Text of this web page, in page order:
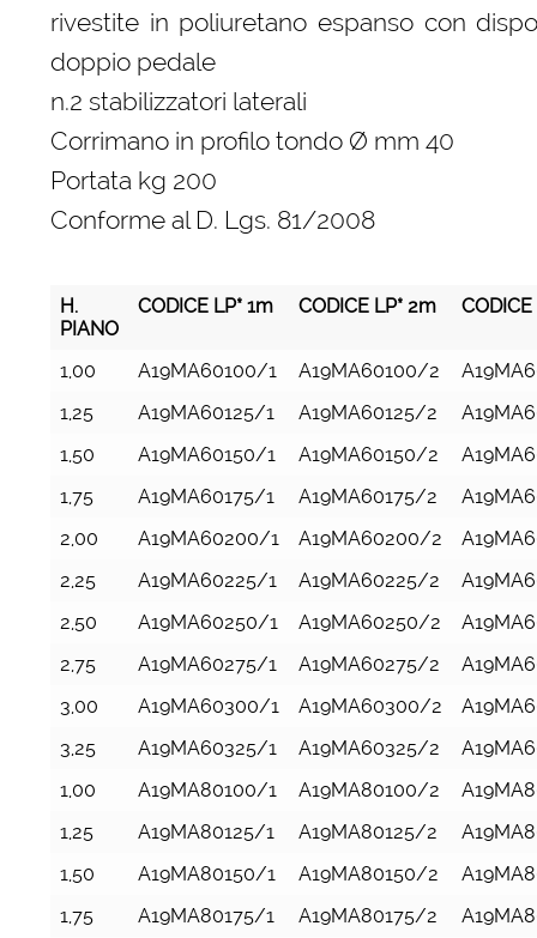
rivestite in poliuretano espanso con
doppio pedale
n.2 stabilizzatori laterali
Corrimano in profilo tondo Ø mm 40
Portata kg 200
Conforme al D. Lgs. 81/2008
H.
PIANO
CODICE LP* 1m CODICE LP* 2m
H.
PIANO
CODICE LP* 1m CODICE LP* 2m
1,00 A19MA60100/1 A19MA60100/2
1,25
A19MA60125/1 A19MA60125/2
1,50
A19MA60150/1 A19MA60150/2
1,75
A19MA60175/1 A19MA60175/2
2,00
A19MA60200/1 A19MA60200/2
2,25
A19MA60225/1 A19MA60225/2
2,50
A19MA60250/1 A19MA60250/2
2,75
A19MA60275/1 A19MA60275/2
3,00
A19MA60300/1 A19MA60300/2
3,25
A19MA60325/1 A19MA60325/2
1,00
A19MA80100/1 A19MA80100/2
1,25
A19MA80125/1 A19MA80125/2
1,50
A19MA80150/1 A19MA80150/2
1,75
A19MA80175/1 A19MA80175/2